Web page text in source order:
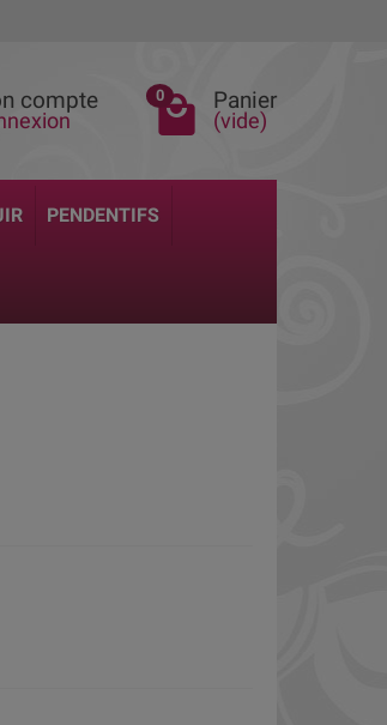
compte 0 Panier
(vide)
PENDENTIFS